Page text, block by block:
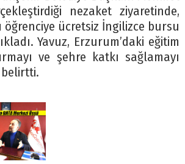
nezaket ziyaretinde,
ücretsiz İngilizce bursu
Yavuz, Erzurum’daki eğitim
ve şehre katkı sağlamayı